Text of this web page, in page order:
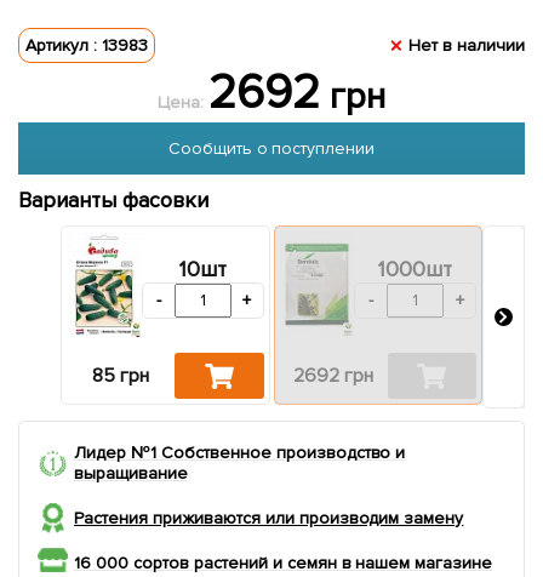
Артикул : 13983 Нет в наличии
Цена: 2692 грн
Сообщить о поступлении
Варианты фасовки
10шт
- +
85 грн
1000шт
- +
2692 грн
Лидер №1 Собственное производство и
выращивание
Растения приживаются или производим замену
16 000 сортов растений и семян в нашем магазине